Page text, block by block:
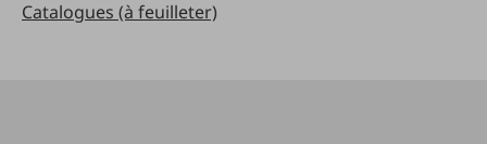
Catalogues (à feuilleter)